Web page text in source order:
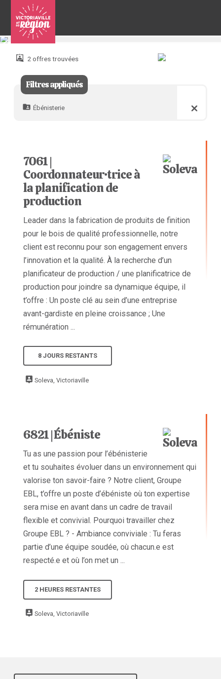
Pour
joindre
2 offres trouvées
Filtres appliqués
Ébénisterie
7061 |
Coordonnateur·trice à
la planification de
production
Leader dans la fabrication de produits de finition
pour le bois de qualité professionnelle, notre
client est reconnu pour son engagement envers
l’innovation et la qualité. À la recherche d’un
planificateur de production / une planificatrice de
production pour joindre sa dynamique équipe, il
t’offre : Un poste clé au sein d’une entreprise
avant-gardiste en pleine croissance ; Une
rémunération ...
8 JOURS RESTANTS
Soleva, Victoriaville
6821 | Ébéniste
Tu as une passion pour l’ébénisterie
et tu souhaites évoluer dans un environnement qui
valorise ton savoir-faire ? Notre client, Groupe
EBL, t’offre un poste d’ébéniste où ton expertise
sera mise en avant dans un cadre de travail
flexible et convivial. Pourquoi travailler chez
Groupe EBL ? - Ambiance conviviale : Tu feras
partie d’une équipe soudée, où chacun.e est
respecté.e et où l’on met un ...
2 HEURES RESTANTES
Soleva, Victoriaville